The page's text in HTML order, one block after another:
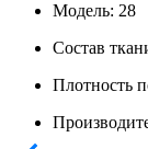
Модель: 28
Состав
Плотность